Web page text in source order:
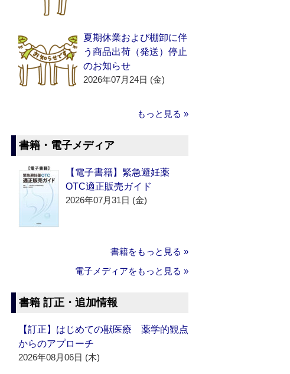
夏期休業および棚卸に伴
う商品出荷（発送）停止
のお知らせ
2026年07月24日 (金)
もっと見る »
書籍・電子メディア
【電子書籍】緊急避妊薬
OTC適正販売ガイド
2026年07月31日 (金)
書籍をもっと見る »
電子メディアをもっと見る »
書籍 訂正・追加情報
【訂正】はじめての獣医療 薬学的観点
からのアプローチ
2026年08月06日 (木)